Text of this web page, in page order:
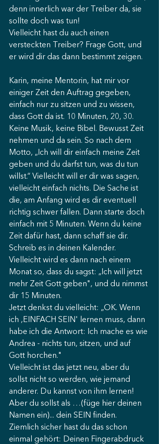
denn innerlich war der Treiber da, sie
sollte doch was tun!
Vielleicht hast du auch einen
versteckten Treiber? Frage Gott, und
er wird dir das dann bestimmt zeigen.
Karin, meine Mentorin, hat mir vor
einiger Zeit den Auftrag gegeben,
einfach nur zu sitzen und zu wissen,
dass Gott da ist. 10 Minuten, 20, 30.
Keine Musik, keine Bibel. Bewusst Zeit
nehmen und da sein. So nach dem
Motto, „Ich will dir einfach meine Zeit
geben und du darfst tun, was du tun
willst.“ Vielleicht will er dir was sagen,
vielleicht einfach nichts. Die Sache ist
die, am Anfang wird es dir eventuell
richtig schwer fallen. Dann starte doch
einfach mit 5 Minuten. Wenn du keine
Zeit dafür hast, dann schaff sie dir.
Schreib es in deinen Kalender.
Vielleicht wird es dann nach einem
Monat so, dass du sagst: „Ich will jetzt
mehr Zeit Gott geben", und du nimmst
dir 15 Minuten.
Jetzt denkst du vielleicht: „OK. Wenn
ich ,EINFACH SEIN' lernen muss, dann
habe ich die Antwort: Ich mache es wie
Andrea - nichts tun, sitzen, und auf
Gott horchen."
Vielleicht ist das jetzt neu, aber du
sollst nicht so werden, wie jemand
anderer. Du kannst von ihm lernen!
Aber du sollst als …(füge hier deinen
Namen ein)... dein SEIN finden.
Ziemlich sicher hast du das schon
einmal gehört: Deinen Fingerabdruck